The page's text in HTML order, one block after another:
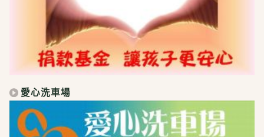
愛心洗車場